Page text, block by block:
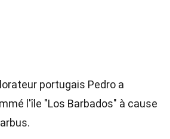
portugais Pedro a
l'île "Los Barbados" à cause